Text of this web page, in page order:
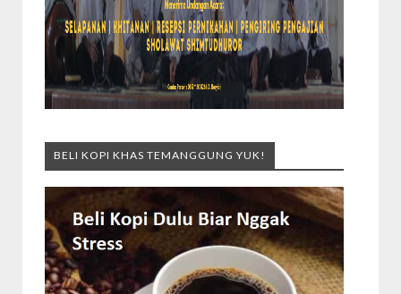
BELI KOPI KHAS TEMANGGUNG YUK!